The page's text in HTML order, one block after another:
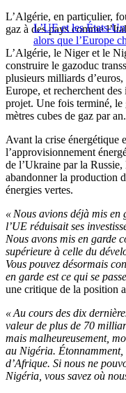
L’UE et les États-
alors que l’Europe
L’Algérie, en particulier,
gaz à des pays comme
L’Algérie, le Niger et le
construire le gazoduc
plusieurs milliards
Europe, et recherchent
projet. Une fois terminé, le
mètres cubes de gaz par an.
Avant la crise énergétique
l’approvisionnement
de l’Ukraine par la
abandonner la production
énergies vertes.
« Nous avions déjà mis
l’UE réduisait ses
Nous avons mis en garde
supérieure à celle du
Vous pouvez désormais
en garde est ce qui se
une critique de la position
« Au cours des dix
valeur de plus de 70
mais malheureusement,
au Nigéria. Étonnamment,
d’Afrique. Si nous ne
Nigéria, vous savez où